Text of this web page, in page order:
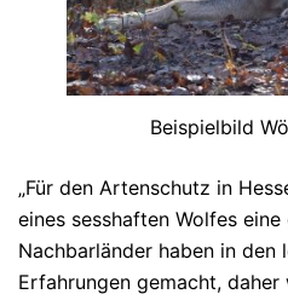
Beispielbild
„Für den Artenschutz in
eines sesshaften Wolfes
Nachbarländer haben in den
Erfahrungen gemacht,